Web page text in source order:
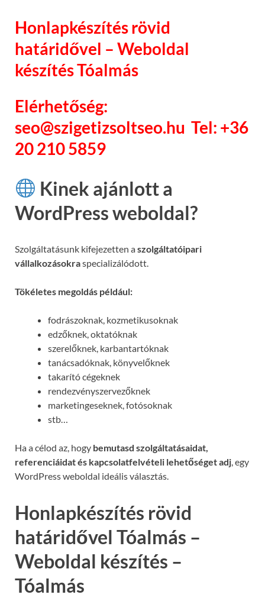
Honlapkészítés rövid
határidővel – Weboldal
készítés Tóalmás
Elérhetőség:
seo@szigetizsoltseo.hu Tel: +36
20 210 5859
Kinek ajánlott a
WordPress weboldal?
Szolgáltatásunk kifejezetten aszolgáltatóipari
vállalkozásokraspecializálódott.
Tökéletes megoldás például:
fodrászoknak, kozmetikusoknak
edzőknek, oktatóknak
szerelőknek, karbantartóknak
tanácsadóknak, könyvelőknek
takarító cégeknek
rendezvényszervezőknek
marketingeseknek, fotósoknak
stb…
Ha a célod az, hogy bemutasd szolgáltatásaidat,
referenciáidat és kapcsolatfelvételi lehetőséget adj , egy
WordPress weboldal ideális választás.
Honlapkészítés rövid
határidővel Tóalmás –
Weboldal készítés –
Tóalmás